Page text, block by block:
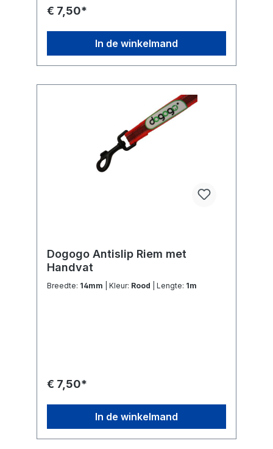
€ 7,50*
In de winkelmand
Dogogo Antislip Riem met
Handvat
Breedte: 14mm | Kleur: Rood | Lengte: 1m
€ 7,50*
In de winkelmand